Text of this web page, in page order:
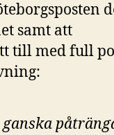
samt att
till med full